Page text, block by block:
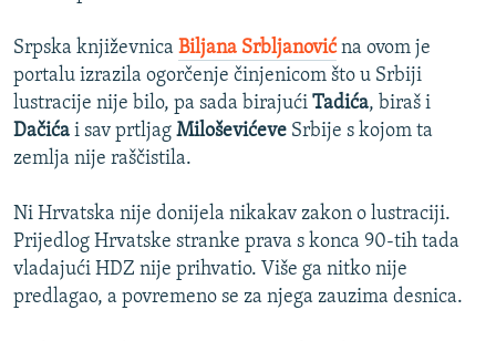
Srpska književnica Biljana Srbljanovićna ovom je
portalu izrazila ogorčenje činjenicom što u Srbiji
lustracije nije bilo, pa sada birajući Tadića, biraš i
Dačića i sav prtljag Miloševićeve Srbije s kojom ta
zemlja nije raščistila.
Ni Hrvatska nije donijela nikakav zakon o lustraciji.
Prijedlog Hrvatske stranke prava s konca 90-tih tada
vladajući HDZ nije prihvatio. Više ga nitko nije
predlagao, a povremeno se za njega zauzima desnica.